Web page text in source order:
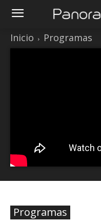
Inicio Programas
Programas